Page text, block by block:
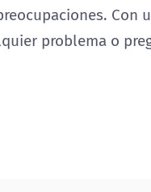
Con
problema o